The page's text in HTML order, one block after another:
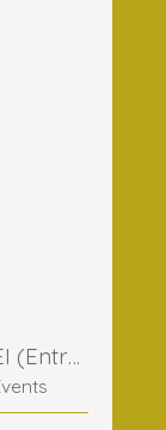
Frederic LECLERC EI (Entreprise Individuelle)